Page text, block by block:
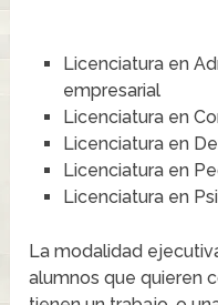
Licenciatura en
empresarial
Licenciatura en
Licenciatura en
Licenciatura en
Licenciatura en
La modalidad
alumnos que quieren